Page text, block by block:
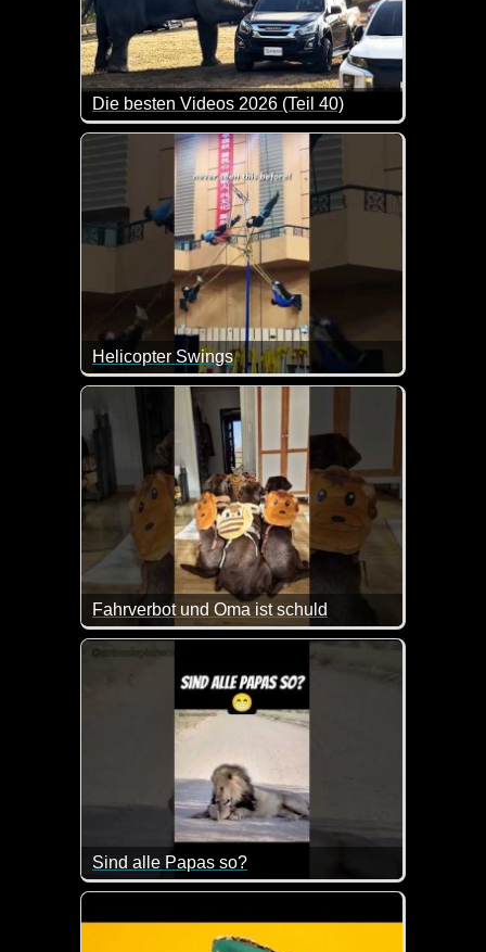
Die besten Videos 2026 (Teil 40)
Eine tolle Zusammenstellung von lustigen
Helicopter Swings
Die sind doch der Wahnsinn. Das habe ich vorher
Fahrverbot und Oma ist schuld
Da fährt man nur mal etwas schneller zu Oma und
Sind alle Papas so?